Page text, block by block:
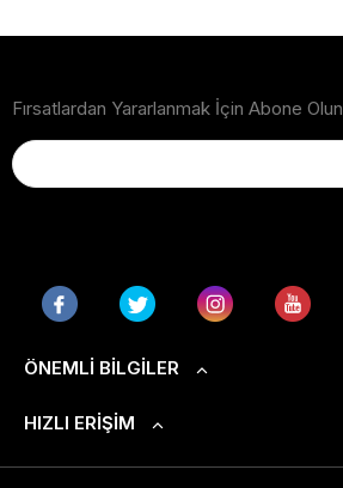
ÖNEMLI BILGILER
HIZLI ERIŞIM
Fırsatlardan Yararlanmak İçin Abone Olun